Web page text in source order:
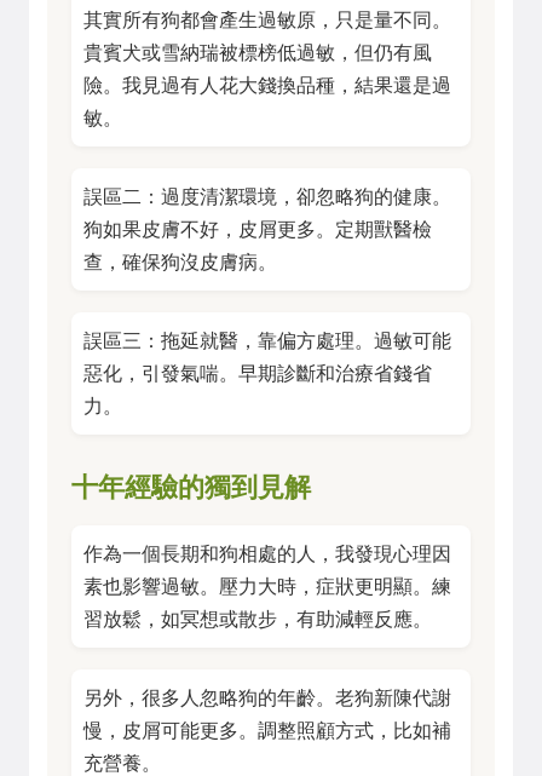
其實所有狗都會產生過敏原，只是量不同。
貴賓犬或雪納瑞被標榜低過敏，但仍有風
險。我見過有人花大錢換品種，結果還是過
敏。
誤區二：過度清潔環境，卻忽略狗的健康。
狗如果皮膚不好，皮屑更多。定期獸醫檢
查，確保狗沒皮膚病。
誤區三：拖延就醫，靠偏方處理。過敏可能
惡化，引發氣喘。早期診斷和治療省錢省
力。
十年經驗的獨到見解
作為一個長期和狗相處的人，我發現心理因
素也影響過敏。壓力大時，症狀更明顯。練
習放鬆，如冥想或散步，有助減輕反應。
另外，很多人忽略狗的年齡。老狗新陳代謝
慢，皮屑可能更多。調整照顧方式，比如補
充營養。